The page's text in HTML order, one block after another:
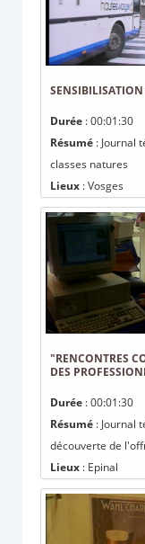
SENSIBILISATION
Durée : 00:01:30
Résumé : Journal
classes natures
Lieux : Vosges
"RENCONTRES
DES
Durée : 00:01:30
Résumé : Journal
découverte de
Lieux : Epinal